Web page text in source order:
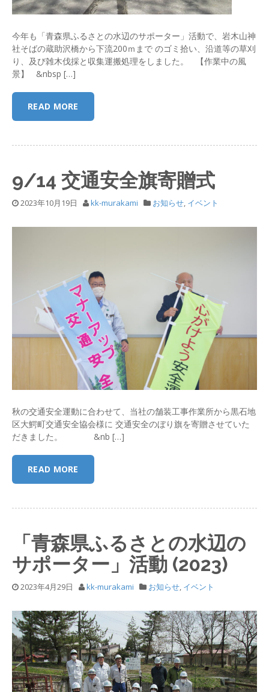
今年も「青森県ふるさとの水辺のサポーター」活動で、岩木山神
社そばの蔵助沢橋から下流200ｍまで のゴミ拾い、沿道等の草刈
り、及び雑木伐採と収集運搬処理をしました。 【作業中の風
景】 &nbsp […]
READ MORE
9/14 交通安全旗寄贈式
2023年10月19日 kk-murakami お知らせ, イベント
秋の交通安全運動に合わせて、当社の舗装工事作業所から黒石地
区大鰐町交通安全協会様に 交通安全のぼり旗を寄贈させていた
だきました。 &nb […]
READ MORE
「青森県ふるさとの水辺の
サポーター」活動 (2023)
2023年4月29日 kk-murakami お知らせ, イベント